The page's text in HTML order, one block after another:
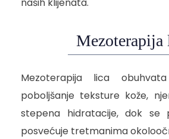
naših klijenata.
Mezoterapija
Mezoterapija lica
poboljšanje teksture kože,
stepena hidratacije, dok se
posvećuje tretmanima